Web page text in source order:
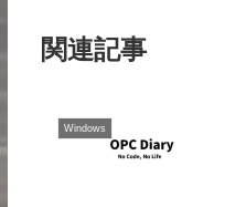
関連記事
Windows